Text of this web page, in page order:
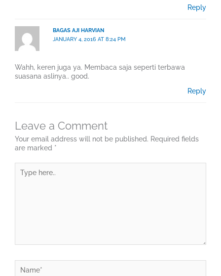
Reply
BAGAS AJI HARVIAN
JANUARY 4, 2016 AT 8:24 PM
Wahh, keren juga ya. Membaca saja seperti terbawa
suasana aslinya.. good.
Reply
Leave a Comment
Your email address will not be published. Required fields
are marked *
here..